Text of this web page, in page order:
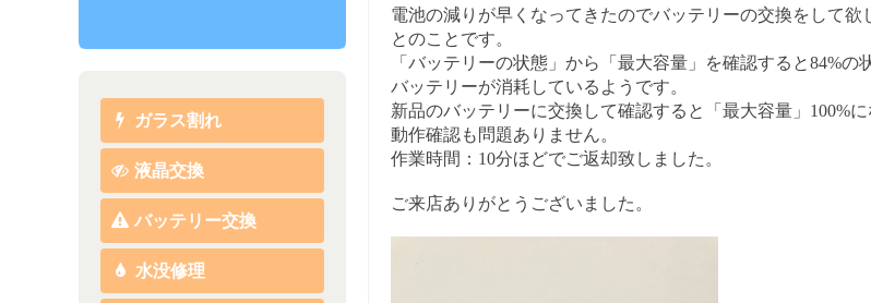
ガラス割れ
液晶交換
バッテリー交換
水没修理
電池の減りが早くなってきたのでバッテリーの交換をして欲
とのことです。
「バッテリーの状態」から「最大容量」を確認すると84%の
バッテリーが消耗しているようです。
新品のバッテリーに交換して確認すると「最大容量」100%に
動作確認も問題ありません。
作業時間：10分ほどでご返却致しました。
ご来店ありがとうございました。